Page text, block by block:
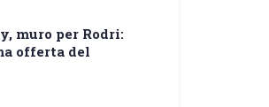
muro per Rodri:
offerta del